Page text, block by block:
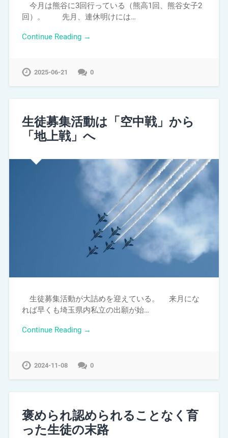
今月は熊谷に3回行っている（熊高1回、熊谷女子2
回）。 先月、連休明けには…
Continue Reading →
2025-06-21 0
生徒募集活動は「空中戦」から
「地上戦」へ
生徒募集活動が大詰めを迎えている。 来月にな
れば早くも埼玉県内私立の出願が始…
Continue Reading →
2024-11-08 0
褒められ認められることなく育
った生徒の末路